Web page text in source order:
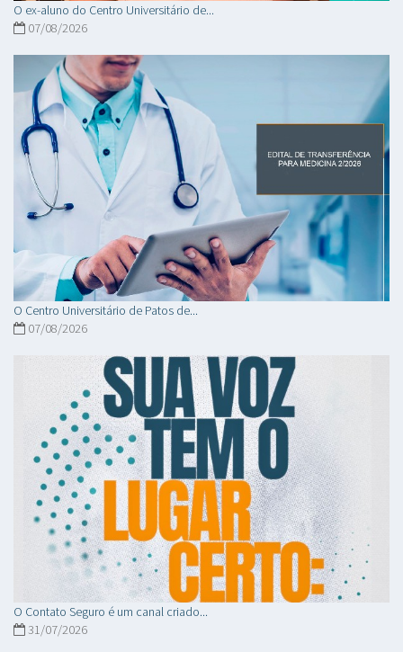
O ex-aluno do Centro Universitário de...
07/08/2026
O Centro Universitário de Patos de...
07/08/2026
O Contato Seguro é um canal criado...
31/07/2026